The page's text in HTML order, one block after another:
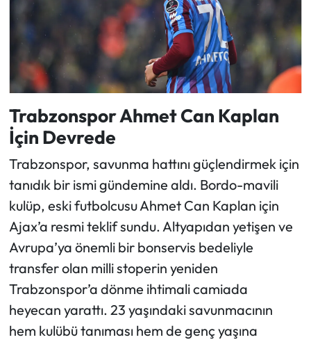
Trabzonspor Ahmet Can Kaplan
İçin Devrede
Trabzonspor, savunma hattını güçlendirmek için
tanıdık bir ismi gündemine aldı. Bordo-mavili
kulüp, eski futbolcusu Ahmet Can Kaplan için
Ajax’a resmi teklif sundu. Altyapıdan yetişen ve
Avrupa’ya önemli bir bonservis bedeliyle
transfer olan milli stoperin yeniden
Trabzonspor’a dönme ihtimali camiada
heyecan yarattı. 23 yaşındaki savunmacının
hem kulübü tanıması hem de genç yaşına